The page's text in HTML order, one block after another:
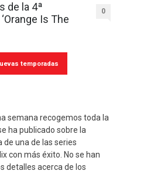
de la 4ª
Is The
0
temporadas
semana recogemos toda la
ha publicado sobre la
una de las series
con más éxito. No se han
detalles acerca de los